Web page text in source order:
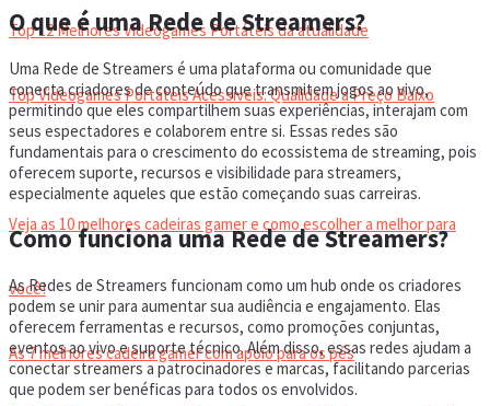
Top 12 Melhores Videogames Portáteis da atualidade
Top Videogames Portáteis Acessíveis: Qualidade a Preço Baixo
CADEIRA GAMER
Veja as 10 melhores cadeiras gamer e como escolher a melhor para
você!
As 7 melhores cadeira gamer com apoio para os pés
O que é uma Rede de Streamers?
Uma Rede de Streamers é uma plataforma ou comunidade que
conecta criadores de conteúdo que transmitem jogos ao vivo,
permitindo que eles compartilhem suas experiências, interajam com
seus espectadores e colaborem entre si. Essas redes são
fundamentais para o crescimento do ecossistema de streaming, pois
oferecem suporte, recursos e visibilidade para streamers,
especialmente aqueles que estão começando suas carreiras.
Como funciona uma Rede de Streamers?
As Redes de Streamers funcionam como um hub onde os criadores
podem se unir para aumentar sua audiência e engajamento. Elas
oferecem ferramentas e recursos, como promoções conjuntas,
eventos ao vivo e suporte técnico. Além disso, essas redes ajudam a
conectar streamers a patrocinadores e marcas, facilitando parcerias
que podem ser benéficas para todos os envolvidos.